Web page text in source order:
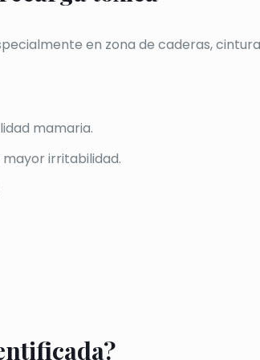
en zona de caderas,
mamaria.
irritabilidad.